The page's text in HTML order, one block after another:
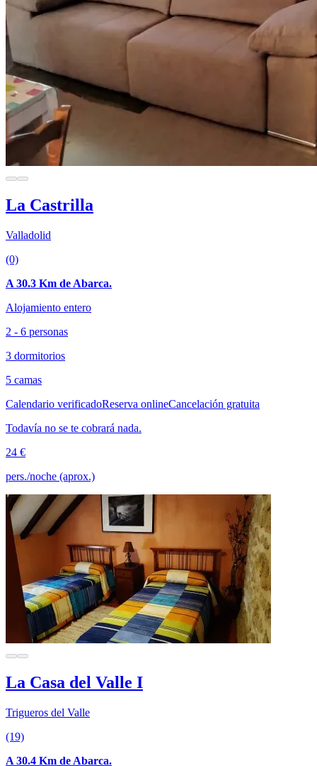
La Castrilla
Valladolid
(0)
A 30.3 Km de Abarca.
Alojamiento entero
2 - 6 personas
3 dormitorios
5 camas
Calendario verificadoReserva onlineCancelación gratuita
Todavía no se te cobrará nada.
24 €
pers./noche (aprox.)
La Casa del Valle I
Trigueros del Valle
(19)
A 30.4 Km de Abarca.